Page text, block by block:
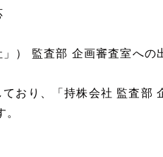
） 監査部 企画審査室への
おり、「持株会社 監査部